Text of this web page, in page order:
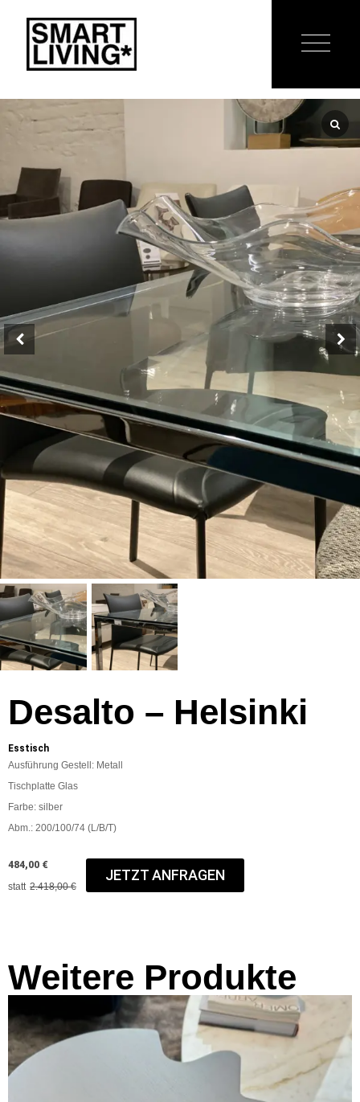
Desalto – Helsinki
Esstisch
Ausführung Gestell: Metall
Tischplatte Glas
Farbe: silber
Abm.: 200/100/74 (L/B/T)
484,00 €
statt 2.418,00 €
JETZT ANFRAGEN
Weitere Produkte